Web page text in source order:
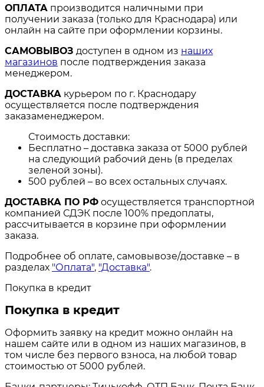
ОПЛАТА производится наличными при
получении заказа (только для Краснодара) или
онлайн на сайте при оформлении корзины.
САМОВЫВОЗ доступен в одном из наших
магазинов после подтверждения заказа
менеджером.
ДОСТАВКА курьером по г. Краснодару
осуществляется после подтверждения
заказаменеджером.
Стоимость доставки:
Бесплатно – доставка заказа от 5000 рублей
на следующий рабочий день (в пределах
зеленой зоны).
500 рублей – во всех остальных случаях.
ДОСТАВКА ПО РФ осуществляется транспортной
компанией СДЭК после 100% предоплаты,
рассчитывается в корзине при оформлении
заказа.
Подробнее об оплате, самовывозе/доставке – в
разделах "Оплата", "Доставка".
Покупка в кредит
Покупка в кредит
Оформить заявку на кредит можно онлайн на
нашем сайте или в одном из наших магазинов, в
том числе без первого взноса, на любой товар
стоимостью от 5000 рублей.